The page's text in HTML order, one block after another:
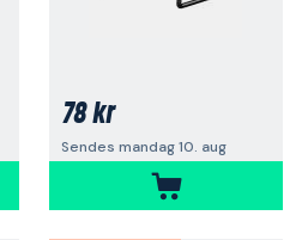
78 kr
Sendes mandag 10. aug